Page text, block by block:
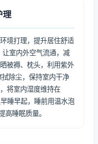
理
境打理，提升居住舒适
室内外空气流通，减
被褥、枕头，利用紫外
除尘，保持室内干净
将室内湿度维持在
睡早起，睡前用温水泡
高睡眠质量。